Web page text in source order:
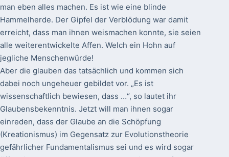
man eben alles machen. Es ist wie eine blinde
Hammelherde. Der Gipfel der Verblödung war damit
erreicht, dass man ihnen weismachen konnte, sie seien
alle weiterentwickelte Affen. Welch ein Hohn auf
jegliche Menschenwürde!
Aber die glauben das tatsächlich und kommen sich
dabei noch ungeheuer gebildet vor. „Es ist
wissenschaftlich bewiesen, dass …“, so lautet ihr
Glaubensbekenntnis. Jetzt will man ihnen sogar
einreden, dass der Glaube an die Schöpfung
(Kreationismus) im Gegensatz zur Evolutionstheorie
gefährlicher Fundamentalismus sei und es wird sogar